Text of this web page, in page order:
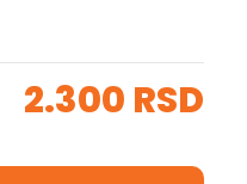
2.300 RSD